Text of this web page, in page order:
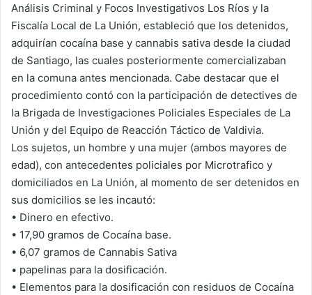
Análisis Criminal y Focos Investigativos Los Ríos y la
Fiscalía Local de La Unión, estableció que los detenidos,
adquirían cocaína base y cannabis sativa desde la ciudad
de Santiago, las cuales posteriormente comercializaban
en la comuna antes mencionada. Cabe destacar que el
procedimiento contó con la participación de detectives de
la Brigada de Investigaciones Policiales Especiales de La
Unión y del Equipo de Reacción Táctico de Valdivia.
Los sujetos, un hombre y una mujer (ambos mayores de
edad), con antecedentes policiales por Microtrafico y
domiciliados en La Unión, al momento de ser detenidos en
sus domicilios se les incautó:
• Dinero en efectivo.
• 17,90 gramos de Cocaína base.
• 6,07 gramos de Cannabis Sativa
• papelinas para la dosificación.
• Elementos para la dosificación con residuos de Cocaína